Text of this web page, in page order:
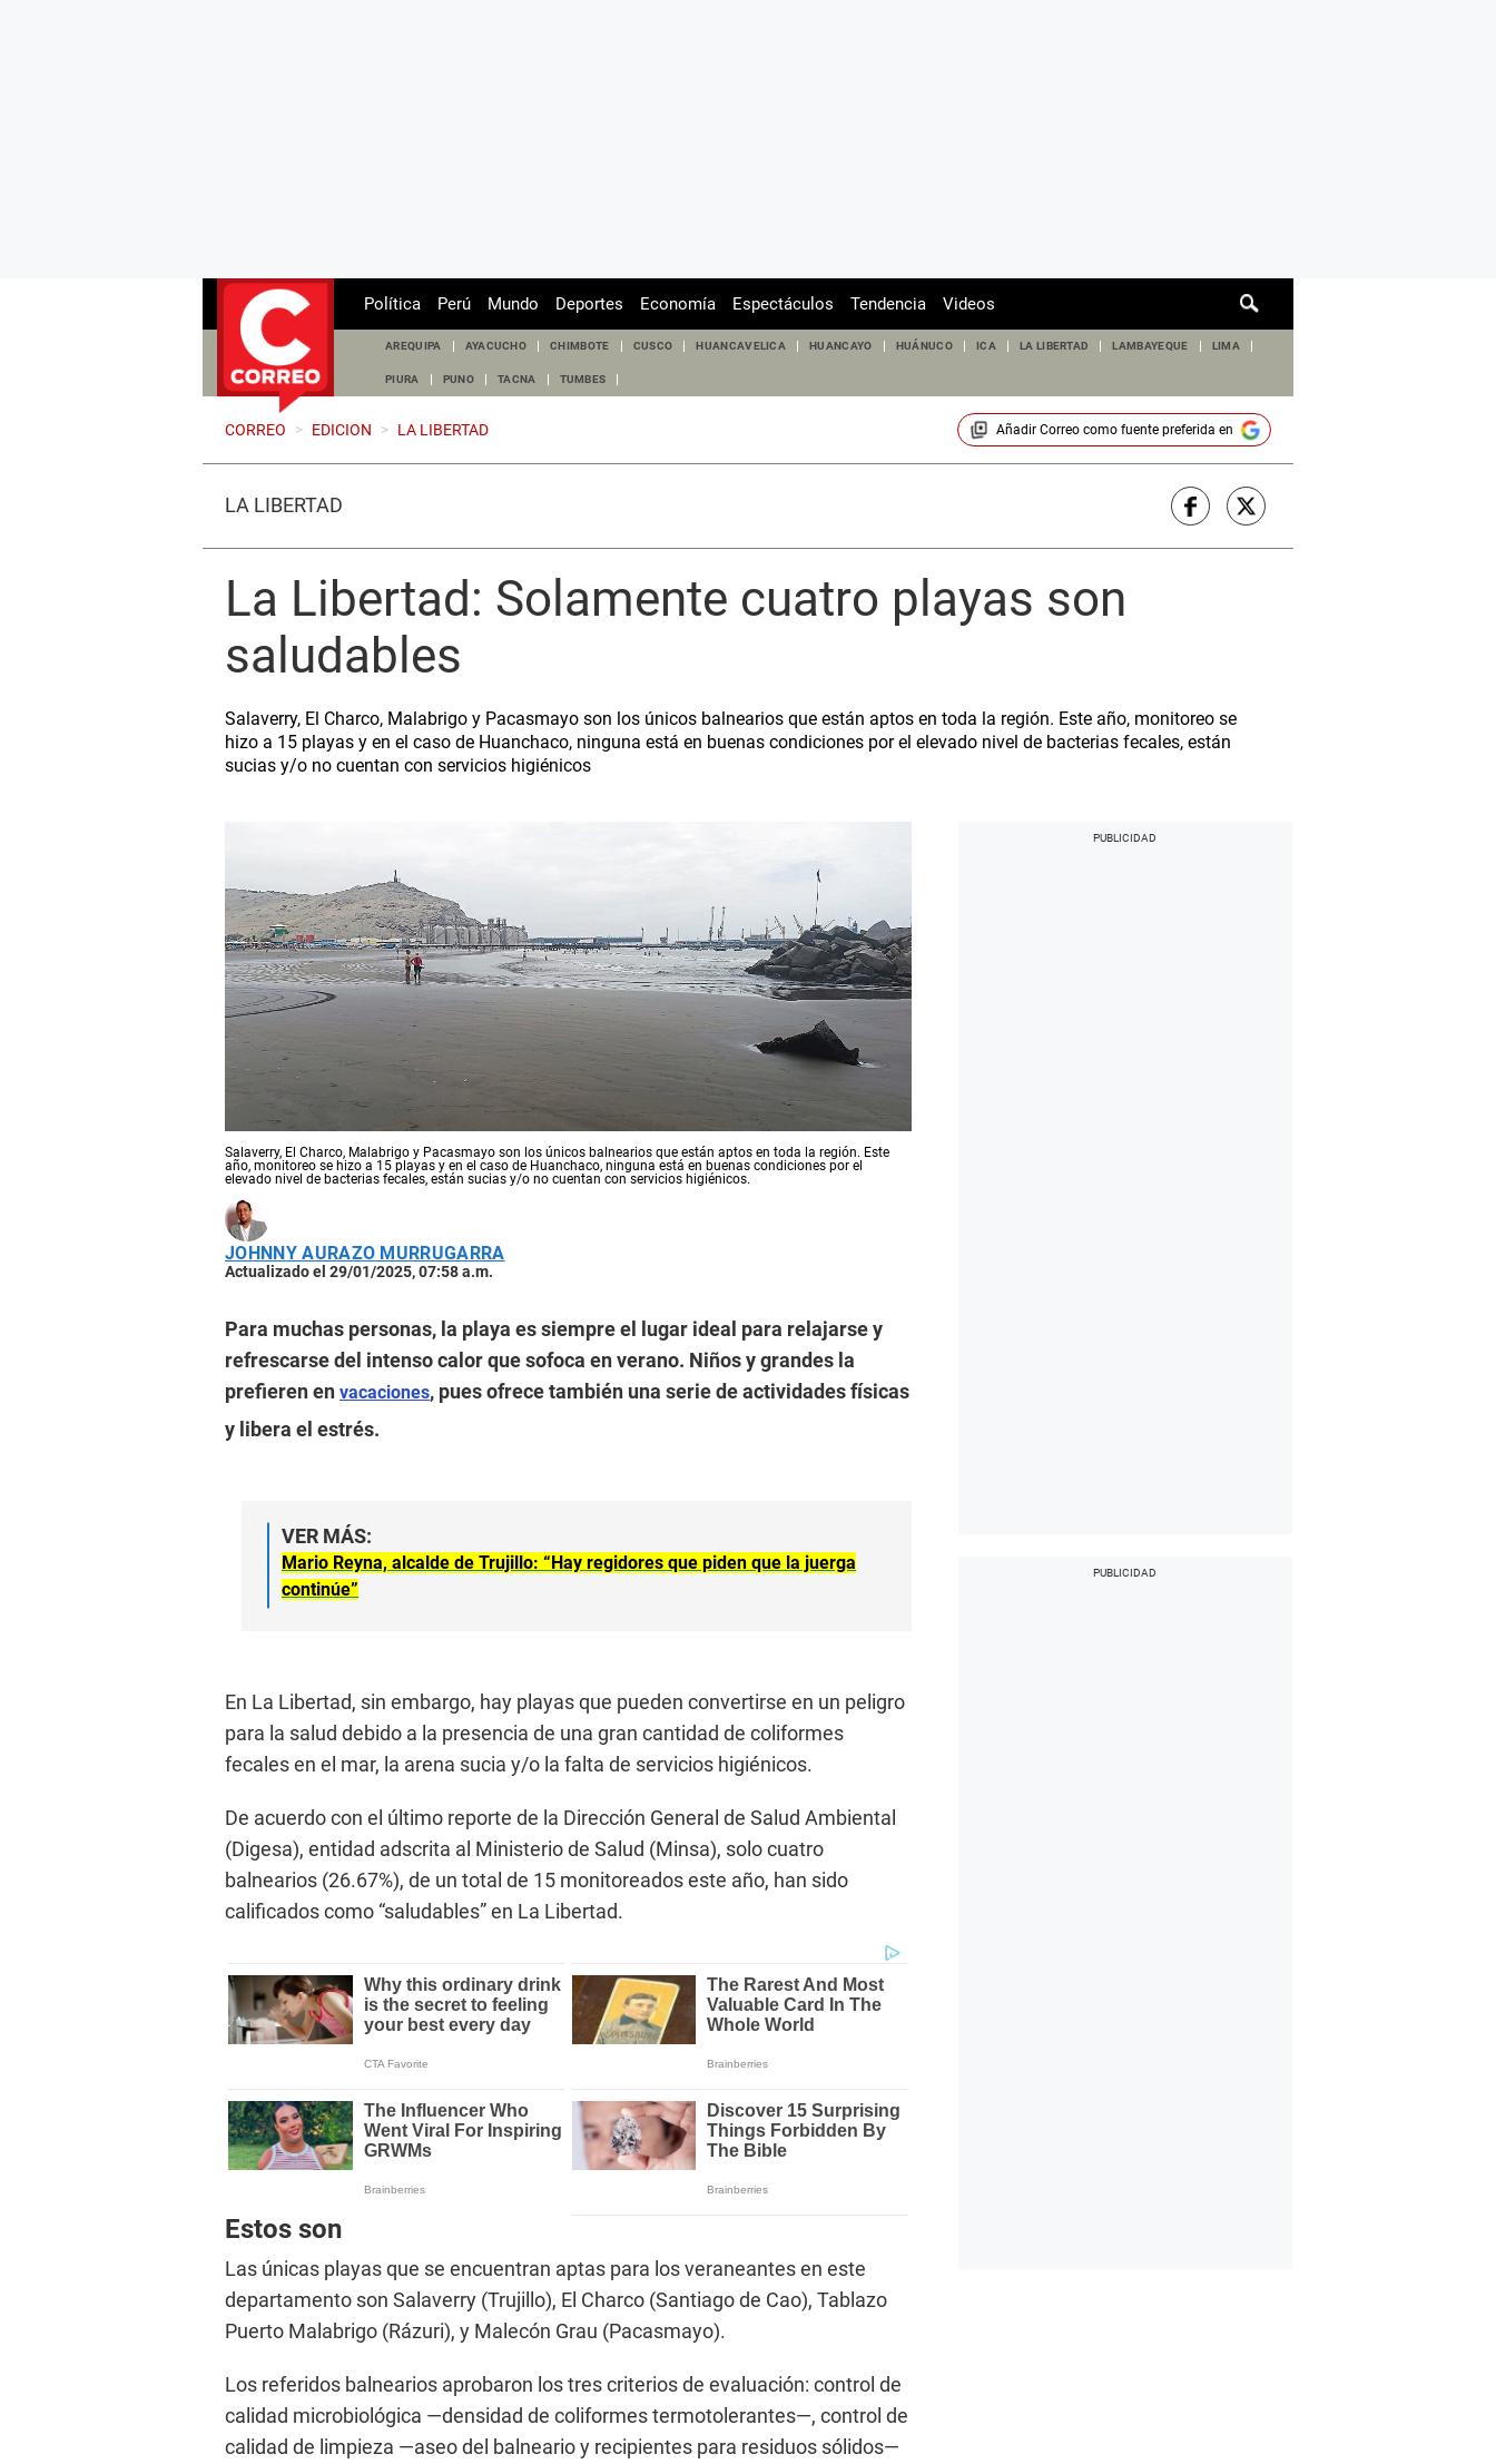
de
Política Perú Mundo Deportes Economía Espectáculos Tendencia Videos
AREQUIPA AYACUCHO CHIMBOTE CUSCO HUANCAVELICA HUANCAYO HUÁNUCO ICA LA LIBERTAD LAMBAYEQUE LIMA
PIURA PUNO TACNA TUMBES
CORREO > EDICION > LA LIBERTAD Añadir Correocomo fuente preferida en
LA LIBERTAD
La Libertad: Solamente cuatro playas son
saludables
Salaverry, El Charco, Malabrigo y Pacasmayo son los únicos balnearios que están aptos en toda la región. Este año, monitoreo se
hizo a 15 playas y en el caso de Huanchaco, ninguna está en buenas condiciones por el elevado nivel de bacterias fecales, están
sucias y/o no cuentan con servicios higiénicos
Salaverry, El Charco, Malabrigo y Pacasmayo son los únicos balnearios que están aptos en toda la región. Este
año, monitoreo se hizo a 15 playas y en el caso de Huanchaco, ninguna está en buenas condiciones por el
elevado nivel de bacterias fecales, están sucias y/o no cuentan con servicios higiénicos.
JOHNNY AURAZO MURRUGARRA
Actualizado el 29/01/2025, 07:58 a.m.
Para muchas personas, la playa es siempre el lugar ideal para relajarse y
refrescarse del intenso calor que sofoca en verano. Niños y grandes la
prefieren en vacaciones, pues ofrece también una serie de actividades físicas
y libera el estrés.
VER MÁS:
Mario Reyna, alcalde de Trujillo: “Hay regidores que piden que la juerga
continúe”
En La Libertad, sin embargo, hay playas que pueden convertirse en un peligro
para la salud debido a la presencia de una gran cantidad de coliformes
fecales en el mar, la arena sucia y/o la falta de servicios higiénicos.
De acuerdo con el último reporte de la Dirección General de Salud Ambiental
(Digesa), entidad adscrita al Ministerio de Salud (Minsa), solo cuatro
balnearios (26.67%), de un total de 15 monitoreados este año, han sido
calificados como “saludables” en La Libertad.
Estos son
Las únicas playas que se encuentran aptas para los veraneantes en este
departamento son Salaverry (Trujillo), El Charco (Santiago de Cao), Tablazo
Puerto Malabrigo (Rázuri), y Malecón Grau (Pacasmayo).
Los referidos balnearios aprobaron los tres criterios de evaluación: control de
calidad microbiológica —densidad de coliformes termotolerantes—, control de
calidad de limpieza —aseo del balneario y recipientes para residuos sólidos—